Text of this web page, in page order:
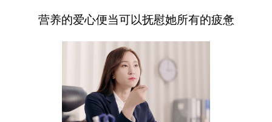
营养的爱心便当可以抚慰她所有的疲惫